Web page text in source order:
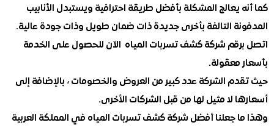
يعالج المشكلة بأفضل طريقة احترافية ويستبدل الأنابيب
التالفة بأخرى جديدة ذات ضمان طويل وذات جودة عالية.
شركة كشف تسربات المياه الآن للحصول على الخدمة
معقولة.
الشركة عدد كبير من العروض والخصومات ، بالإضافة إلى
لا مثيل لها من قبل الشركات الأخرى.
جعلنا أفضل شركة كشف تسربات المياه في المملكة العربية